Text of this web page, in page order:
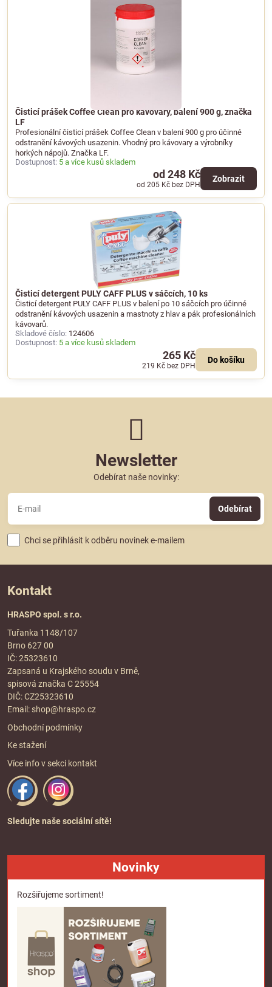
Čisticí prášek Coffee Clean pro kávovary, balení 900 g, značka
LF
Profesionální čisticí prášek Coffee Clean v balení 900 g pro účinné
odstranění kávových usazenin. Vhodný pro kávovary a výrobníky
horkých nápojů. Značka LF.
Dostupnost: 5 a více kusů skladem
od 248 Kč
od 205 Kč bez DPH
Zobrazit
Čisticí detergent PULY CAFF PLUS v sáčcích, 10 ks
Čisticí detergent PULY CAFF PLUS v balení po 10 sáčcích pro účinné
odstranění kávových usazenin a mastnoty z hlav a pák profesionálních
kávovarů.
Skladové číslo: 124606
Dostupnost: 5 a více kusů skladem
265 Kč
219 Kč bez DPH
Do košíku
Newsletter
Odebírat naše novinky:
Odebírat
Chci se přihlásit k odběru novinek e-mailem
Kontakt
HRASPO spol. s r.o.
Tuřanka 1148/107
Brno 627 00
IČ: 25323610
Zapsaná u Krajského soudu v Brně,
spisová značka C 25554
DIČ: CZ25323610
Email: shop@hraspo.cz
Obchodní podmínky
Ke stažení
Více info v sekci kontakt
Sledujte naše sociální sítě!
Novinky
Rozšiřujeme sortiment!